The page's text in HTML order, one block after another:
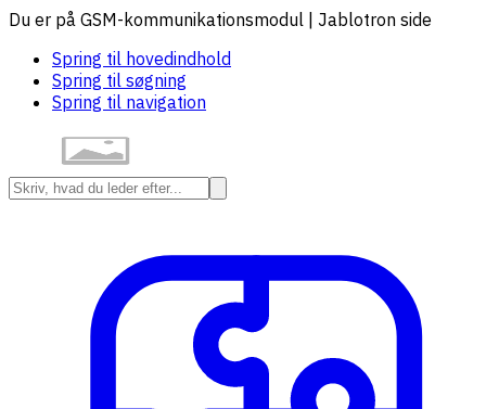
Du er på GSM-kommunikationsmodul | Jablotron side
Spring til hovedindhold
Spring til søgning
Spring til navigation